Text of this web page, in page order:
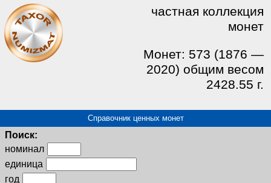
частная коллекция
монет
Монет: 573 (1876 —
2020) общим весом
2428.55 г.
Справочник ценных монет
Поиск:
номинал
единица
год